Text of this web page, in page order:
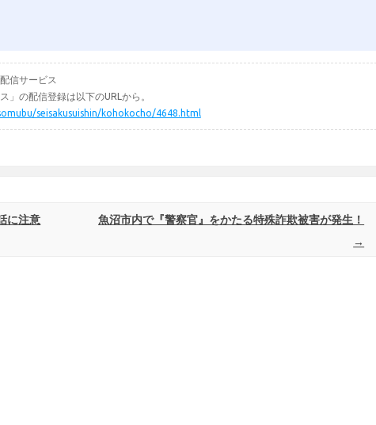
信サービス
」の配信登録は以下のURLから。
seisakusuishin/kohokocho/4648.html
に注意
魚沼市内で『警察官』をかたる特殊詐欺被害が発生！
→